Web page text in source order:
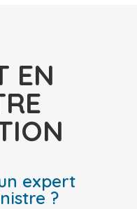
EN
expert
?